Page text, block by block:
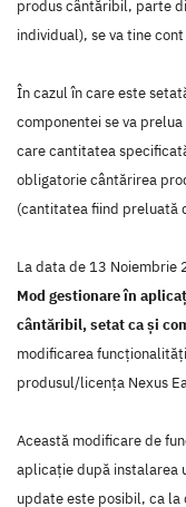
produs cântăribil, parte
individual), se va tine
În cazul în care este
componentei se va
care cantitatea
obligatorie cântărirea
(cantitatea fiind preluată
La data de 13 Noiembrie
Mod gestionare în
cântăribil, setat ca și
modificarea
produsul/licenţa Nexus
Această modificare de
aplicaţie după instalarea
update este posibil, ca la